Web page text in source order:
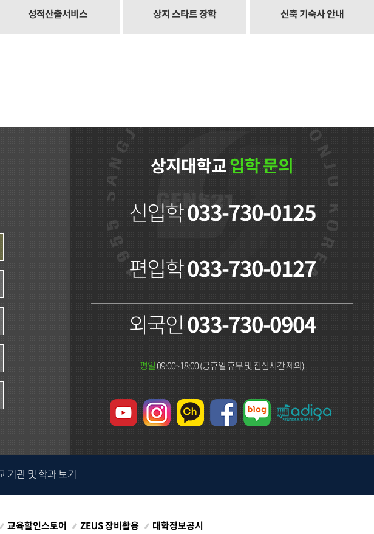
성적산출서비스 상지 스타트 장학 신축 기숙사 안내
상지대학교입학 문의
신입학033-730-0125
편입학033-730-0127
외국인033-730-0904
평일09:00~18:00 (공휴일 휴무 및 점심시간 제외)
기관 및 학과 보기
교육할인스토어 ZEUS 장비활용 대학정보공시